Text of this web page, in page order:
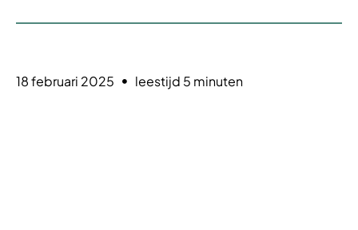
18 februari 2025 leestijd 5 minuten